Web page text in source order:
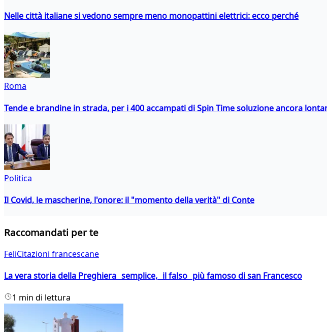
Nelle città italiane si vedono sempre meno monopattini elettrici: ecco perché
Roma
Tende e brandine in strada, per i 400 accampati di Spin Time soluzione ancora
Politica
Il Covid, le mascherine, l'onore: il "momento della verità" di Conte
Raccomandati per te
FeliCitazioni francescane
La vera storia della Preghiera semplice, il falso più famoso di san Francesco
1 min di lettura